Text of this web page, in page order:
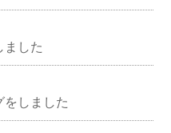
ました
をしました